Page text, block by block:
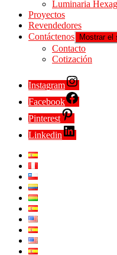
Luminaria
Proyectos
Revendedores
Contáctenos
Mostrar el
Contacto
Cotización
Instagram
Facebook
Pinterest
Linkedin